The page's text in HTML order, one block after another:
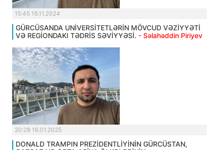
15:45 16.11.2024
GÜRCÜSANDA UNİVERSİTETLƏRİN MÖVCUD VƏZİYYƏTİ
VƏ REGİONDAKI TƏDRİS SƏVİYYƏSİ. - Səlahəddin Piriyev
20:28 16.01.2025
DONALD TRAMPIN PREZİDENTLİYİNİN GÜRCÜSTAN,